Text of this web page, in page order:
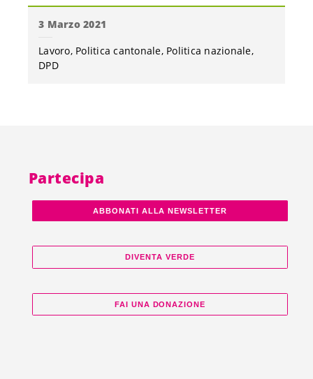
3 Marzo 2021
Lavoro Politica cantonale Politica nazionale
DPD
Partecipa
ABBONATI ALLA NEWSLETTER
DIVENTA VERDE
FAI UNA DONAZIONE